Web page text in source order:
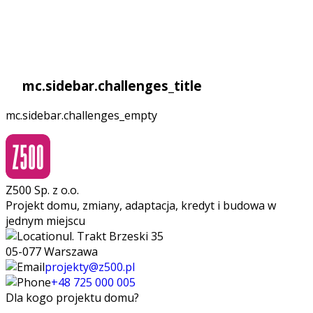
mc.sidebar.challenges_title
mc.sidebar.challenges_empty
Z500 Sp. z o.o.
Projekt domu, zmiany, adaptacja, kredyt i budowa w
jednym miejscu
ul. Trakt Brzeski 35
05-077 Warszawa
projekty@z500.pl
+48 725 000 005
Dla kogo projektu domu?